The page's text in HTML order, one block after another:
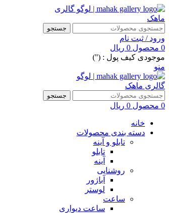
جستجو
ورود / ثبت نام
0 محصول 0 ریال
موجودی کیف پول : ('')
منو
جستجو
0 محصول 0 ریال
خانه
دسته بندی محصولات
تابلو و آینه
تابلو
آینه
روشنایی
آباژور
لوستر
ساعت
ساعت دیواری